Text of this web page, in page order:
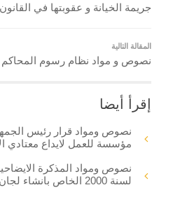
جريمة الخيانة و عقوبتها في
المقالة التالية
نصوص و مواد نظام رسوم المحاكم
إقرأ أيضا
نصوص ومواد قرار رئيس
مؤسسة للعمل لايداع معتادي
لسنة 2000 الخاص بانشاء لجان فض المنازعات